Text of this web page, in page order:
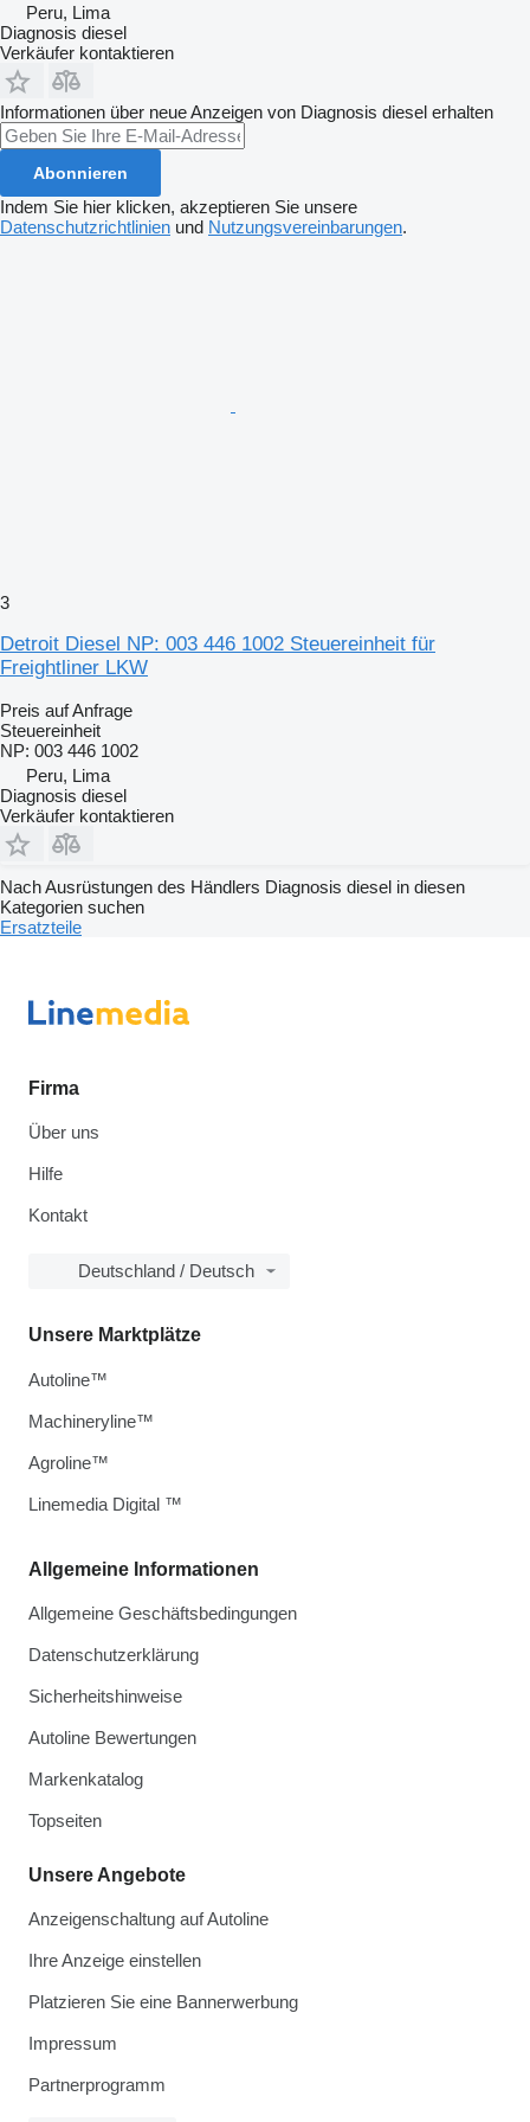
Peru, Lima
Diagnosis diesel
Verkäufer kontaktieren
Informationen über neue Anzeigen von Diagnosis diesel erhalten
Abonnieren
Indem Sie hier klicken, akzeptieren Sie unsere
Datenschutzrichtlinien und Nutzungsvereinbarungen.
3
Detroit Diesel NP: 003 446 1002 Steuereinheit für
Freightliner LKW
Preis auf Anfrage
Steuereinheit
NP: 003 446 1002
Peru, Lima
Diagnosis diesel
Verkäufer kontaktieren
Nach Ausrüstungen des Händlers Diagnosis diesel in diesen
Kategorien suchen
Ersatzteile
Firma
Über uns
Hilfe
Kontakt
Deutschland / Deutsch
Allgemeine Informationen
Allgemeine Geschäftsbedingungen
Datenschutzerklärung
Sicherheitshinweise
Autoline Bewertungen
Markenkatalog
Topseiten
Unsere Angebote
Anzeigenschaltung auf Autoline
Ihre Anzeige einstellen
Platzieren Sie eine Bannerwerbung
Impressum
Partnerprogramm
Unsere Marktplätze
Autoline™
Machineryline™
Agroline™
Linemedia Digital ™